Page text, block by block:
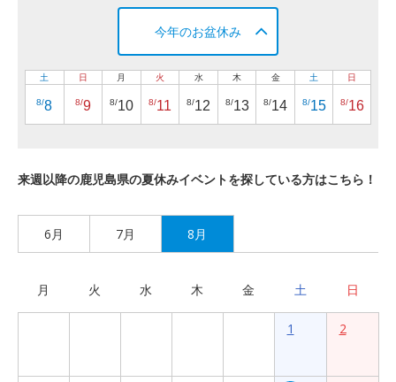
今年のお盆休み
土
8/8
日
8/9
月
8/10
火
8/11
水
8/12
木
8/13
金
8/14
土
8/15
日
8/16
来週以降の鹿児島県の夏休みイベントを探している方はこちら！
6月 7月 8月
月 火 水 木 金 土 日
1 2